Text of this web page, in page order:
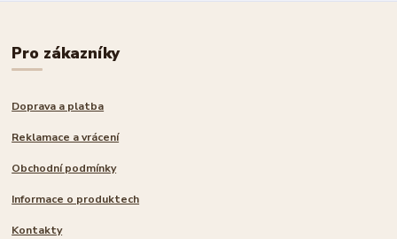
Pro zákazníky
Doprava a platba
Reklamace a vrácení
Obchodní podmínky
Informace o produktech
Kontakty